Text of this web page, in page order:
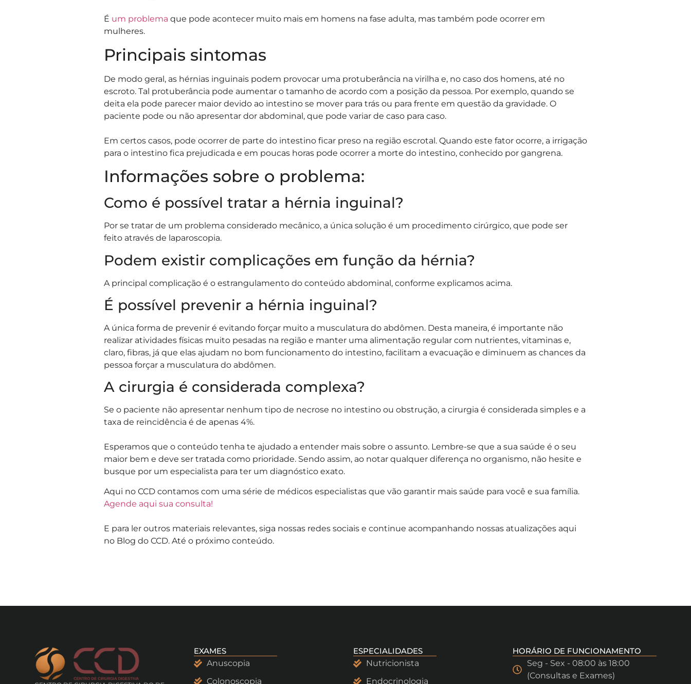
É um problema que pode acontecer muito mais em homens na fase adulta, mas também pode ocorrer em
mulheres.
Principais sintomas
De modo geral, as hérnias inguinais podem provocar uma protuberância na virilha e, no caso dos homens, até no
escroto. Tal protuberância pode aumentar o tamanho de acordo com a posição da pessoa. Por exemplo, quando se
deita ela pode parecer maior devido ao intestino se mover para trás ou para frente em questão da gravidade. O
paciente pode ou não apresentar dor abdominal, que pode variar de caso para caso.
Em certos casos, pode ocorrer de parte do intestino ficar preso na região escrotal. Quando este fator ocorre, a irrigação
para o intestino fica prejudicada e em poucas horas pode ocorrer a morte do intestino, conhecido por gangrena.
Informações sobre o problema:
Como é possível tratar a hérnia inguinal?
Por se tratar de um problema considerado mecânico, a única solução é um procedimento cirúrgico, que pode ser
feito através de laparoscopia.
Podem existir complicações em função da hérnia?
A principal complicação é o estrangulamento do conteúdo abdominal, conforme explicamos acima.
É possível prevenir a hérnia inguinal?
A única forma de prevenir é evitando forçar muito a musculatura do abdômen. Desta maneira, é importante não
realizar atividades físicas muito pesadas na região e manter uma alimentação regular com nutrientes, vitaminas e,
claro, fibras, já que elas ajudam no bom funcionamento do intestino, facilitam a evacuação e diminuem as chances da
pessoa forçar a musculatura do abdômen.
A cirurgia é considerada complexa?
Se o paciente não apresentar nenhum tipo de necrose no intestino ou obstrução, a cirurgia é considerada simples e a
taxa de reincidência é de apenas 4%.
Esperamos que o conteúdo tenha te ajudado a entender mais sobre o assunto. Lembre-se que a sua saúde é o seu
maior bem e deve ser tratada como prioridade. Sendo assim, ao notar qualquer diferença no organismo, não hesite e
busque por um especialista para ter um diagnóstico exato.
Aqui no CCD contamos com uma série de médicos especialistas que vão garantir mais saúde para você e sua família.
Agende aqui sua consulta!
E para ler outros materiais relevantes, siga nossas redes sociais e continue acompanhando nossas atualizações aqui
no Blog do CCD. Até o próximo conteúdo.
EXAMES
Anuscopia
Colonoscopia
ESPECIALIDADES
Nutricionista
Endocrinologia
HORÁRIO DE FUNCIONAMENTO
Seg - Sex - 08:00 às 18:00
(Consultas e Exames)